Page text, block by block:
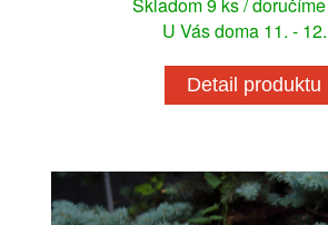
Skladom 9 ks /
U Vás doma 11. -
Detail produktu